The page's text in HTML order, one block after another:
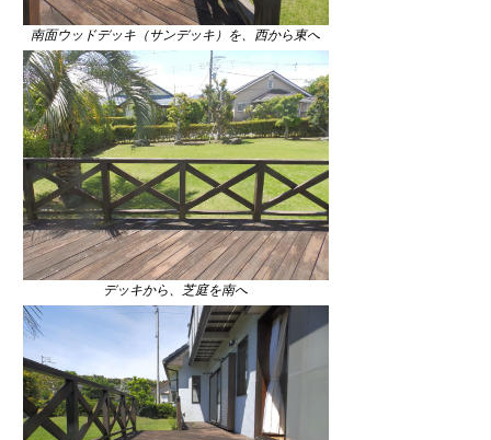
南面ウッドデッキ（サンデッキ）を、西から東へ
デッキから、芝庭を南へ